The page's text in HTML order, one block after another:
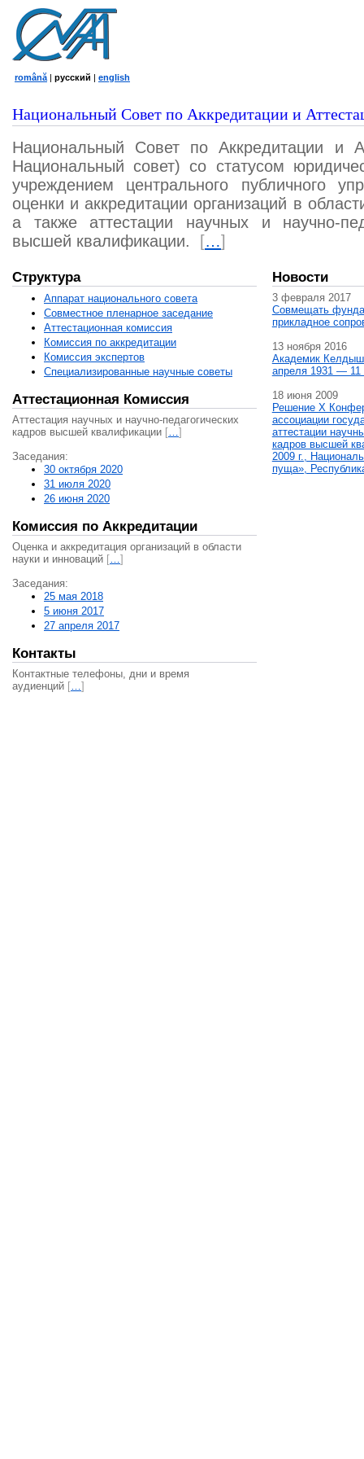
română | русский | english
Национальный Совет по Аккредитации и
Национальный Совет по Аккредитации и
Национальный совет) со статусом
учреждением центрального публичного
оценки и аккредитации организаций в
а также аттестации научных и научно-
высшей квалификации.
[…]
Структура
Аппарат национального совета
Совместное пленарное заседание
Аттестационная комисcия
Комиссия по аккредитации
Комиссия экспертов
Специализированные научные советы
Аттестационная Комиссия
Аттестация научных и научно-педагогических
кадров высшей квалификации […]
Заседания:
30 октября 2020
31 июля 2020
26 июня 2020
Комиссия по Аккредитации
Оценка и аккредитация организаций в области
науки и инноваций […]
Заседания:
25 мая 2018
5 июня 2017
27 апреля 2017
Контакты
Контактные телефоны, дни и время
аудиенций […]
Новости
3 февраля 2017
Совмещать
прикладное
13 ноября 2016
Академик
апреля 1931 — 11
18 июня 2009
Решение X
ассоциации
аттестации
кадров высшей
2009 г.,
пуща»,